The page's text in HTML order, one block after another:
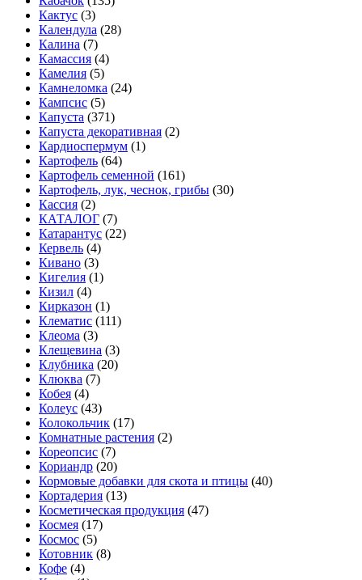
Кактус (3)
Календула (28)
Калина (7)
Камассия (4)
Камелия (5)
Камнеломка (24)
Кампсис (5)
Капуста (371)
Капуста декоративная (2)
Кардиоспермум (1)
Картофель (64)
Картофель семенной (161)
Картофель, лук, чеснок, грибы (30)
Кассия (2)
КАТАЛОГ (7)
Катарантус (22)
Кервель (4)
Кивано (3)
Кигелия (1)
Кизил (4)
Кирказон (1)
Клематис (111)
Клеома (3)
Клещевина (3)
Клубника (20)
Клюква (7)
Кобея (4)
Колеус (43)
Колокольчик (17)
Комнатные растения (2)
Кореопсис (7)
Кориандр (20)
Кормовые добавки для скота и птицы (40)
Кортадерия (13)
Косметическая продукция (47)
Космея (17)
Космос (5)
Котовник (8)
Кофе (4)